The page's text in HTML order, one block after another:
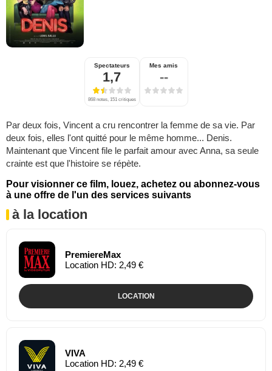
Spectateurs
1,7
868 notes, 151 critiques
Mes amis
--
Par deux fois, Vincent a cru rencontrer la femme de sa vie. Par
deux fois, elles l'ont quitté pour le même homme... Denis.
Maintenant que Vincent file le parfait amour avec Anna, sa seule
crainte est que l'histoire se répète.
Pour visionner ce film, louez, achetez ou abonnez-vous
à une offre de l'un des services suivants
à la location
PremiereMax
Location HD: 2,49 €
LOCATION
VIVA
Location HD: 2,49 €